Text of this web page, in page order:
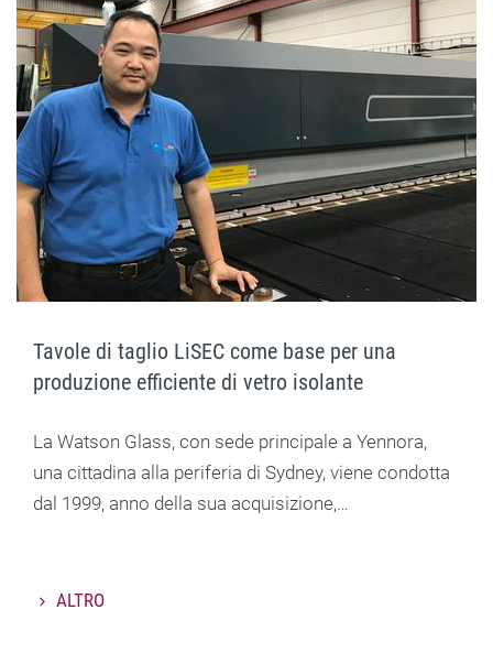
Tavole di taglio LiSEC come base per una
produzione efficiente di vetro isolante
La Watson Glass, con sede principale a Yennora,
una cittadina alla periferia di Sydney, viene condotta
dal 1999, anno della sua acquisizione,…
ALTRO